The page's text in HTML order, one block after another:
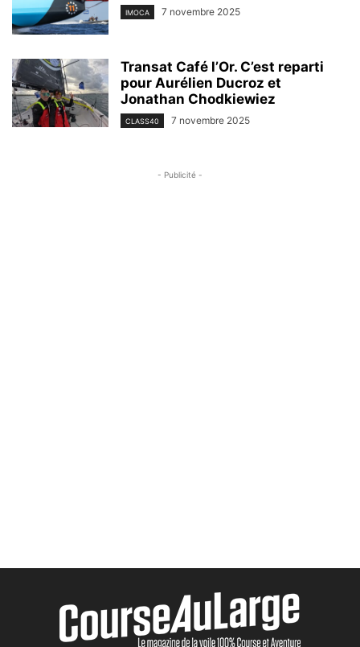
IMOCA 7 novembre 2025
Transat Café l’Or. C’est reparti
pour Aurélien Ducroz et
Jonathan Chodkiewiez
CLASS40 7 novembre 2025
- Publicité -